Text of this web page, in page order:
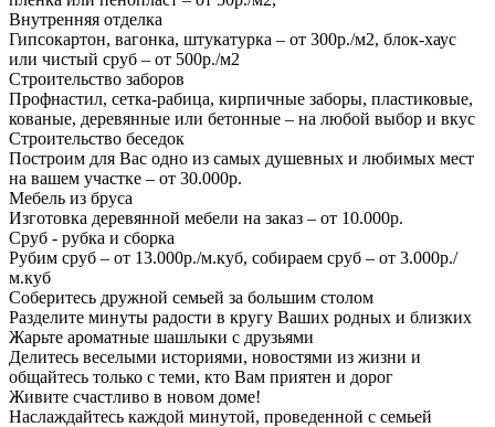
Внутренняя отделка
Гипсокартон, вагонка, штукатурка – от 300р./м2, блок-хаус
или чистый сруб – от 500р./м2
Строительство заборов
Профнастил, сетка-рабица, кирпичные заборы, пластиковые,
кованые, деревянные или бетонные – на любой выбор и вкус
Строительство беседок
Построим для Вас одно из самых душевных и любимых мест
на вашем участке – от 30.000р.
Мебель из бруса
Изготовка деревянной мебели на заказ – от 10.000р.
Сруб - рубка и сборка
Рубим сруб – от 13.000р./м.куб, собираем сруб – от 3.000р./
м.куб
Соберитесь дружной семьей за большим столом
Разделите минуты радости в кругу Ваших родных и близких
Жарьте ароматные шашлыки с друзьями
Делитесь веселыми историями, новостями из жизни и
общайтесь только с теми, кто Вам приятен и дорог
Живите счастливо в новом доме!
Наслаждайтесь каждой минутой, проведенной с семьей